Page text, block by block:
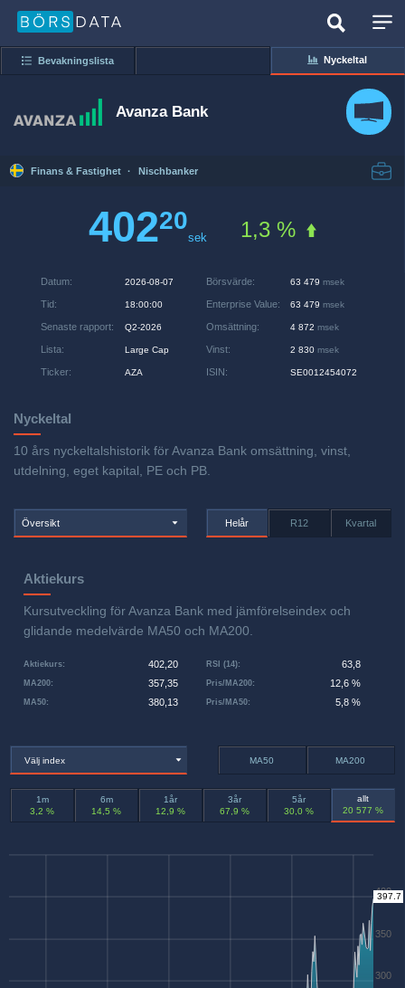
Bevakningslista Nyckeltal
Avanza Bank
Finans & Fastighet · Nischbanker
40220
sek 1,3 %
Datum: 2026-08-07
Tid: 18:00:00
Senaste rapport: Q2-2026
Lista: Large Cap
Ticker: AZA
Börsvärde: 63 479 msek
Enterprise Value: 63 479 msek
Omsättning: 4 872 msek
Vinst: 2 830 msek
ISIN: SE0012454072
Nyckeltal
10 års nyckeltalshistorik för Avanza Bank omsättning, vinst,
utdelning, eget kapital, PE och PB.
Översikt Helår R12 Kvartal
Aktiekurs
Kursutveckling för Avanza Bank med jämförelseindex och
glidande medelvärde MA50 och MA200.
Aktiekurs: 402,20
MA50: 380,13
MA200: 357,35 Pris/MA200: 12,6 %
RSI (14): 63,8
Pris/MA50: 5,8 %
Välj index MA50 MA200
1m
3,2 %
6m
14,5 %
1år
12,9 %
3år
67,9 %
5år
30,0 %
allt
20 577 %
300
350
400
397.7